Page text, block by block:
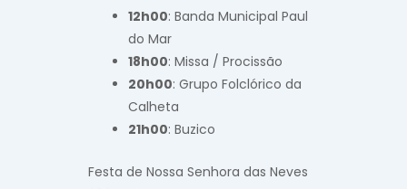
12h00: Banda Municipal Paul
do Mar
18h00: Missa / Procissão
20h00: Grupo Folclórico da
Calheta
21h00: Buzico
Festa de Nossa Senhora das Neves